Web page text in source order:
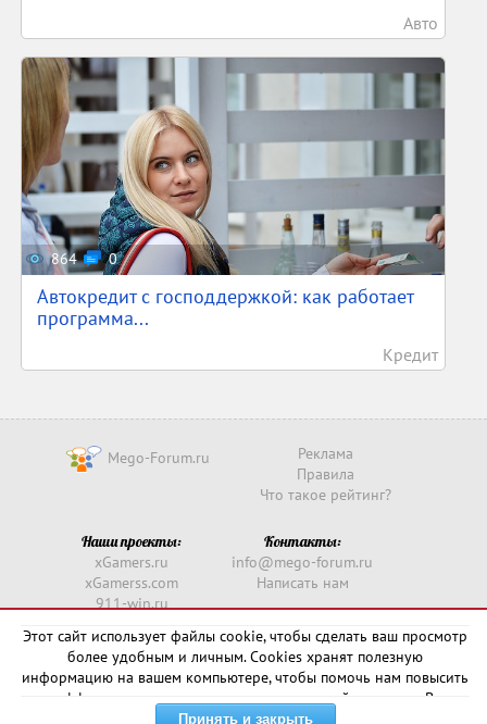
Авто
864 0
Автокредит с господдержкой: как работает
программа...
Кредит
Mego-Forum.ru
Реклама
Правила
Что такое рейтинг?
Наши проекты:
xGamers.ru
xGamerss.com
911-win.ru
Контакты:
info@mego-forum.ru
Написать нам
Copyright © 2016 -2026
Этот сайт использует файлы cookie, чтобы сделать ваш просмотр
более удобным и личным. Cookies хранят полезную
информацию на вашем компьютере, чтобы помочь нам повысить
эффективность и актуальность нашего сайта для вас. В
некоторых случаях они необходимы для правильной работы